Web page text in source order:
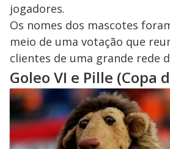
jogadores.
Os nomes dos mascotes
meio de uma votação que
clientes de uma grande rede
Goleo VI e Pille (Copa